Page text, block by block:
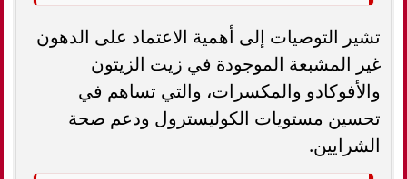
تشير التوصيات إلى أهمية الاعتماد على الدهون
غير المشبعة الموجودة في زيت الزيتون
والأفوكادو والمكسرات، والتي تساهم في
تحسين مستويات الكوليسترول ودعم صحة
الشرايين.